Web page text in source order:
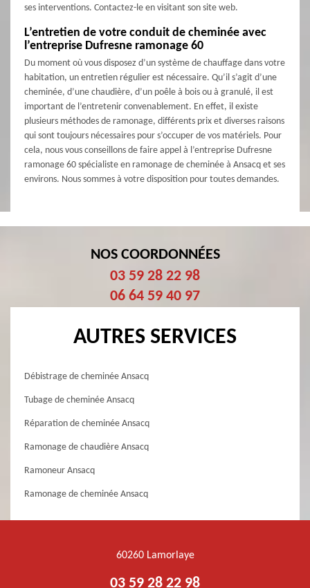
ses interventions. Contactez-le en visitant son site web.
L’entretien de votre conduit de cheminée avec
l’entreprise Dufresne ramonage 60
Du moment où vous disposez d’un système de chauffage dans votre
habitation, un entretien régulier est nécessaire. Qu’il s’agit d’une
cheminée, d’une chaudière, d’un poêle à bois ou à granulé, il est
important de l’entretenir convenablement. En effet, il existe
plusieurs méthodes de ramonage, différents prix et diverses raisons
qui sont toujours nécessaires pour s’occuper de vos matériels. Pour
cela, nous vous conseillons de faire appel à l’entreprise Dufresne
ramonage 60 spécialiste en ramonage de cheminée à Ansacq et ses
environs. Nous sommes à votre disposition pour toutes demandes.
NOS COORDONNÉES
03 59 28 22 98
06 64 59 40 97
AUTRES SERVICES
Débistrage de cheminée Ansacq
Tubage de cheminée Ansacq
Réparation de cheminée Ansacq
Ramonage de chaudière Ansacq
Ramoneur Ansacq
Ramonage de cheminée Ansacq
60260 Lamorlaye
03 59 28 22 98